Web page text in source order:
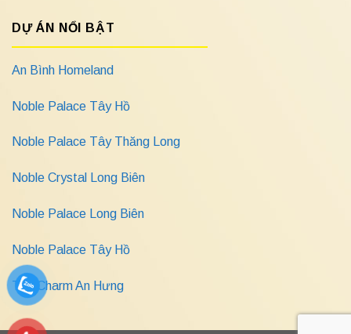
DỰ ÁN NỔI BẬT
An Bình Homeland
Noble Palace Tây Hồ
Noble Palace Tây Thăng Long
Noble Crystal Long Biên
Noble Palace Long Biên
Noble Palace Tây Hồ
The Charm An Hưng